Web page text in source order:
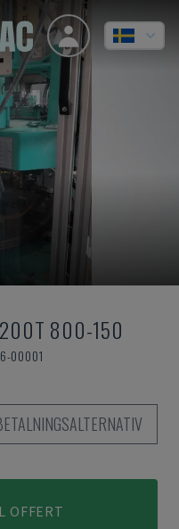
800-150
00001
OFFERT